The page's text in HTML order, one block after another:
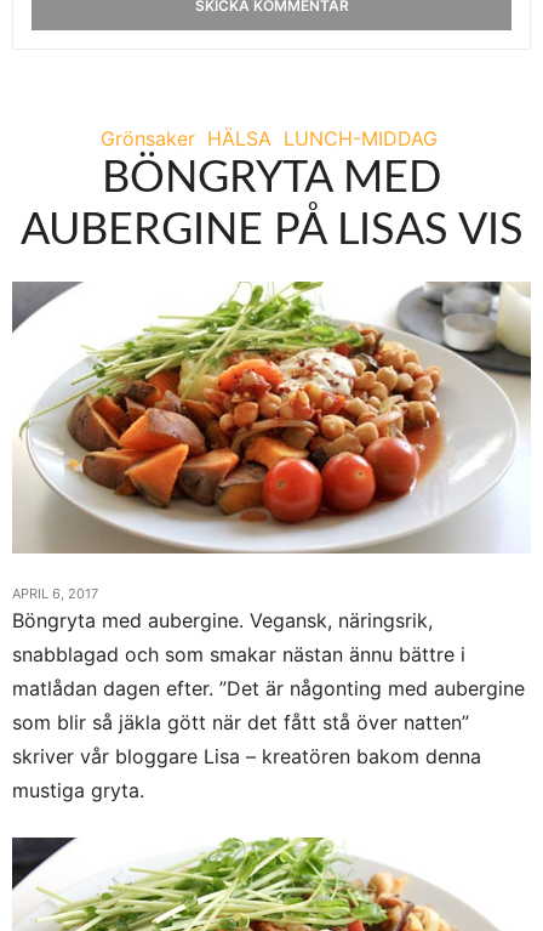
Grönsaker HÄLSA LUNCH-MIDDAG
BÖNGRYTA MED
AUBERGINE PÅ LISAS VIS
APRIL 6, 2017
Böngryta med aubergine. Vegansk, näringsrik,
snabblagad och som smakar nästan ännu bättre i
matlådan dagen efter. ”Det är någonting med aubergine
som blir så jäkla gött när det fått stå över natten”
skriver vår bloggare Lisa – kreatören bakom denna
mustiga gryta.